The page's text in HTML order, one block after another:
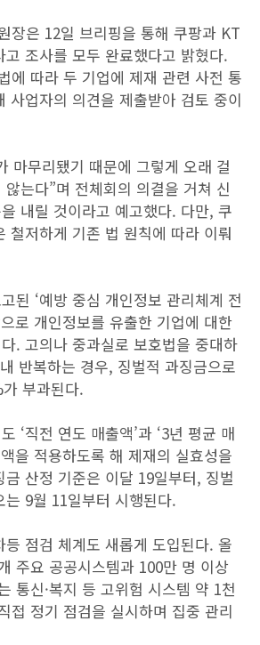
장은 12일 브리핑을 통해 쿠팡과 KT
조사를 모두 완료했다고 밝혔다.
에 따라 두 기업에 제재 관련 사전 통
사업자의 의견을 제출받아 검토 중이
마무리됐기 때문에 그렇게 오래 걸
는다”며 전체회의 의결을 거쳐 신
내릴 것이라고 예고했다. 다만, 쿠
철저하게 기존 법 원칙에 따라 이뤄
된 ‘예방 중심 개인정보 관리체계 전
로 개인정보를 유출한 기업에 대한
. 고의나 중과실로 보호법을 중대하
반복하는 경우, 징벌적 과징금으로
부과된다.
‘직전 연도 매출액’과 ‘3년 평균 매
을 적용하도록 해 제재의 실효성을
산정 기준은 이달 19일부터, 징벌
9월 11일부터 시행된다.
점검 체계도 새롭게 도입된다. 올
주요 공공시스템과 100만 명 이상
통신·복지 등 고위험 시스템 약 1천
접 정기 점검을 실시하며 집중 관리